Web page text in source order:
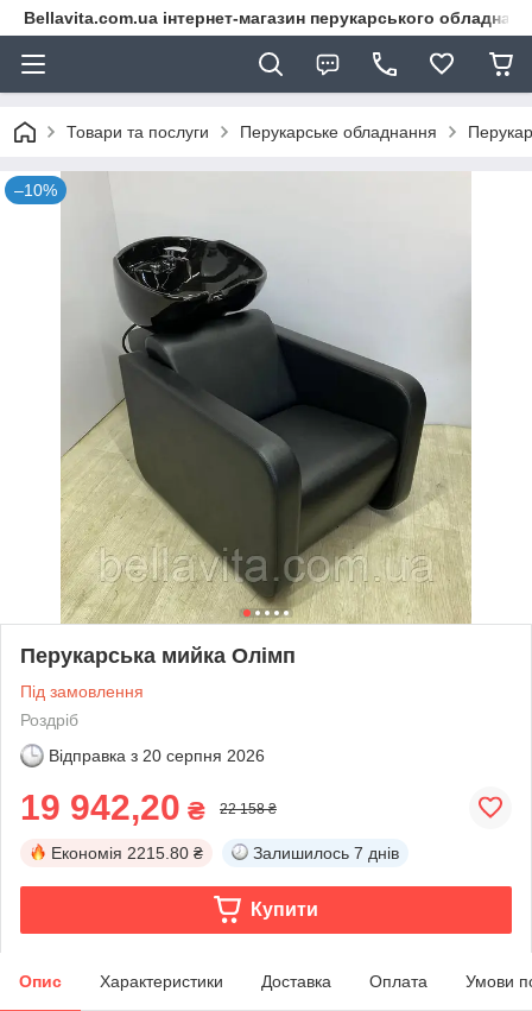
Bellavita.com.ua інтернет-магазин перукарського
Товари та послуги Перукарське обладнання
–10%
Перукарська мийка Олімп
Під замовлення
Роздріб
Відправка з 20 серпня 2026
19 942,20 ₴ 22 158 ₴
Економія 2215.80 ₴ Залишилось 7 днів
Купити
Опис Характеристики Доставка Оплата Умови